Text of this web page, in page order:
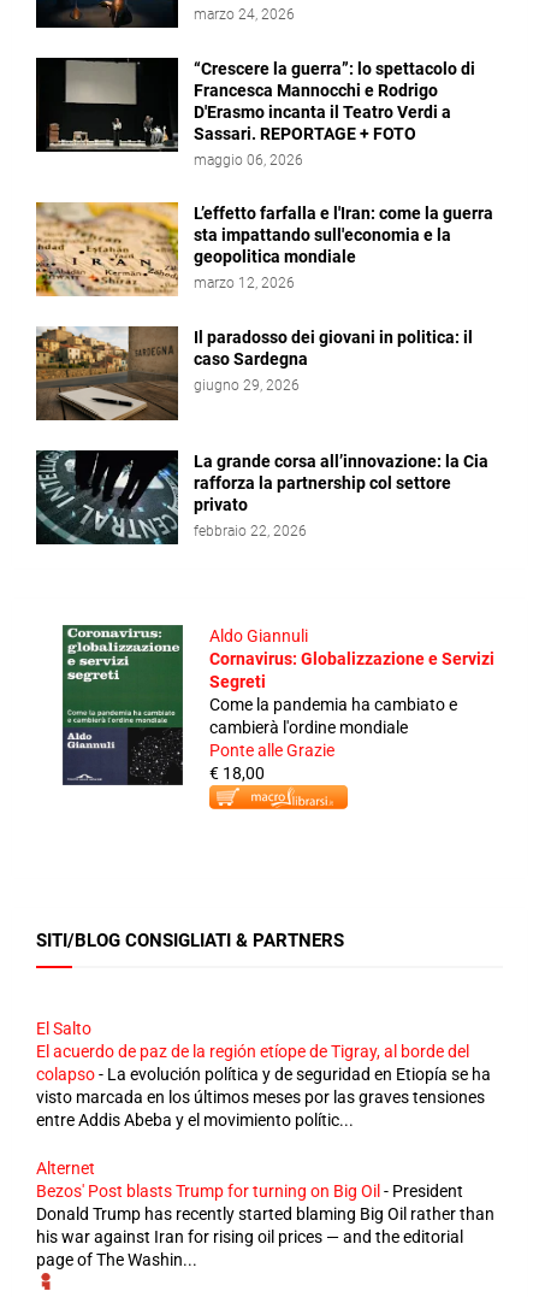
marzo 24, 2026
“Crescere la guerra”: lo spettacolo di
Francesca Mannocchi e Rodrigo
D'Erasmo incanta il Teatro Verdi a
Sassari. REPORTAGE + FOTO
maggio 06, 2026
L’effetto farfalla e l'Iran: come la guerra
sta impattando sull'economia e la
geopolitica mondiale
marzo 12, 2026
Il paradosso dei giovani in politica: il
caso Sardegna
giugno 29, 2026
La grande corsa all’innovazione: la Cia
rafforza la partnership col settore
privato
febbraio 22, 2026
Aldo Giannuli
Cornavirus: Globalizzazione e Servizi
Segreti
Come la pandemia ha cambiato e
cambierà l'ordine mondiale
Ponte alle Grazie
€ 18,00
SITI/BLOG CONSIGLIATI & PARTNERS
El Salto
El acuerdo de paz de la región etíope de Tigray, al borde del
colapso- La evolución política y de seguridad en Etiopía se ha
visto marcada en los últimos meses por las graves tensiones
entre Addis Abeba y el movimiento polític...
Alternet
Bezos' Post blasts Trump for turning on Big Oil - President
Donald Trump has recently started blaming Big Oil rather than
his war against Iran for rising oil prices — and the editorial
page of The Washin...